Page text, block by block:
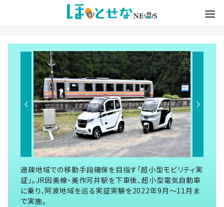
過疎地域での移動手段確保を目指す「超小型モビリティ実
証」。JR因美線・美作河井駅を下車後、超小型電気自動車
に乗り、阿波地域を巡る実証実験を2022年9月～11月ま
で実施。